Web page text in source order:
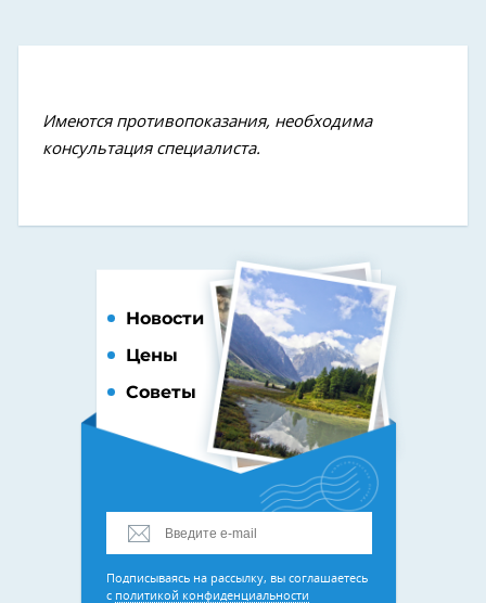
Имеются противопоказания, необходима
консультация специалиста.
Новости
Цены
Советы
Подписываясь на рассылку, вы соглашаетесь
с политикой конфиденциальности